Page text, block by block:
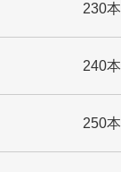
230本
240本
250本